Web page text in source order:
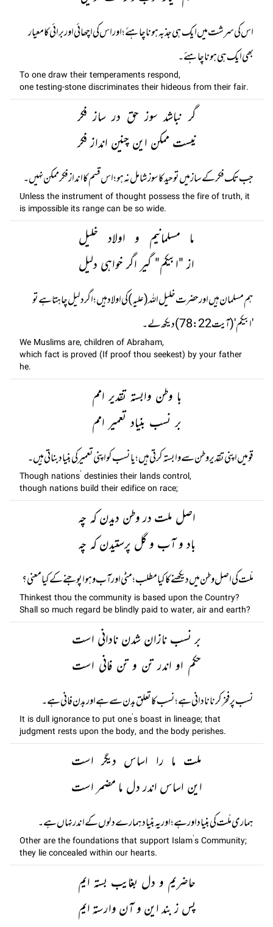
اس کی سرشت میں ایک ہی جذبہ ہونا چاہئے ؛ اور اس کی اچھائی اور برائی کا معیار
بھی ایک ہی ہونا چاہئے۔
To one draw their temperaments respond,
one testing-stone discriminates their hideous from their fair.
گر نباشد سوز حق در ساز فکر
نیست ممکن این چنین انداز فکر
جب تک فکر کے ساز میں توحید کا سوز شامل نہ ہو ؛ اس قسم کا اندازفکر ممکن نہیں۔
Unless the instrument of thought possess the fire of truth, it
is impossible its range can be so wide.
ما مسلمانیم و اولاد خلیل
از "ابیکم" گیر اگر خواہی دلیل
ہم مسلمان ہیں اور حضرت خلیل اللہ (علیہ) کی اولاد ہیں؛ اگر دلیل چاہتا ہے تو
'ابیکم' (آیت 78:22) دیکھ لے۔
We Muslims are, children of Abraham,
which fact is proved (If proof thou seekest) by your father
he.
با وطن وابستہ تقدیر امم
بر نسب بنیاد تعمیر امم
قومیں اپنی تقدیر وطن سے وابستہ کرتی ہیں ؛ یا نسب کو اپنی تعمیر کی بنیاد بناتی ہیں۔
Though nations’ destinies their lands control,
though nations build their edifice on race;
اصل ملت در وطن دیدن کہ چہ
باد و آب و گل پرستیدن کہ چہ
ملّت کی اصل وطن میں دیکھنے کا کیا مطلب ؛ مٹی اور آب و ہوا پوجنے کے کیا معنی؟
Thinkest thou the community is based upon the Country?
Shall so much regard be blindly paid to water, air and earth?
بر نسب نازان شدن نادانی است
حکم او اندر تن و تن فانی است
نسب پر فخر کرنا نادانی ہے؛ نسب کا تعلق بدن سے ہے اور بدن فانی ہے۔
It is dull ignorance to put one’s boast in lineage; that
judgment rests upon the body, and the body perishes.
ملت ما را اساس دیگر است
این اساس اندر دل ما مضمر است
ہماری ملّت کی بنیاد اور ہے؛ اور یہ بنیاد ہمارے دلوں کے اندر نہاں ہے۔
Other are the foundations that support Islam’s Community;
they lie concealed within our hearts.
حاضریم و دل بغایب بستہ ایم
پس ز بند این و آن وارستہ ایم